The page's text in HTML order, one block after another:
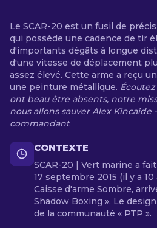
Le SCAR-20 est un fusil de
qui possède une cadence de tir
d'importants dégâts à longue
d'une vitesse de déplacement
assez élevé. Cette arme a reçu
une peinture métallique.
ont beau être absents, notre
nous allons sauver Alex Kincaide
commandant
CONTEXTE
SCAR-20 | Vert marine a
17 septembre 2015 (il y a
Caisse d'arme Sombre,
Shadow Boxing ». Le
de la communauté « PTP ».